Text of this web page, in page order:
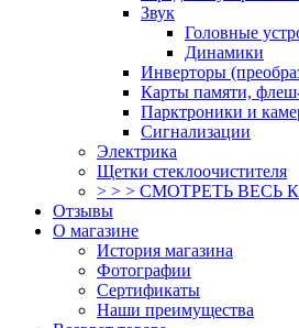
Звук
Головные
Динамики
Инверторы
Карты памяти,
Парктроники и
Сигнализации
Электрика
Щетки стеклоочистителя
> > > СМОТРЕТЬ ВЕСЬ
Отзывы
О магазине
История магазина
Фотографии
Сертификаты
Наши преимущества